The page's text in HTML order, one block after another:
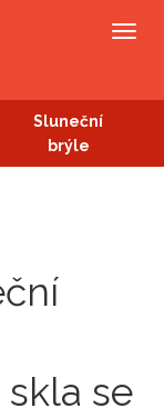
Sluneční
brýle
se